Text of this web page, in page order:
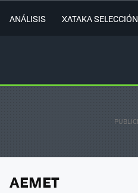
ANÁLISIS XATAKA SELECCIÓN
AEMET